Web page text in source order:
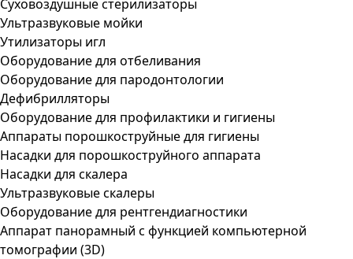
Суховоздушные стерилизаторы
Ультразвуковые мойки
Утилизаторы игл
Оборудование для отбеливания
Оборудование для пародонтологии
Дефибрилляторы
Оборудование для профилактики и гигиены
Аппараты порошкоструйные для гигиены
Насадки для порошкоструйного аппарата
Насадки для скалера
Ультразвуковые скалеры
Оборудование для рентгендиагностики
Аппарат панорамный с функцией компьютерной
томографии (3D)